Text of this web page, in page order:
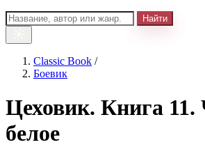
Найти
Classic Book /
Боевик
Цеховик. Книга 11.
белое